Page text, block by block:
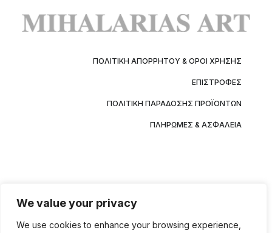
We value your privacy
We use cookies to enhance your browsing experience,
ΠΟΛΙΤΙΚΉ ΑΠΟΡΡΉΤΟΥ & ΌΡΟΙ ΧΡΉΣΗΣ
ΕΠΙΣΤΡΟΦΈΣ
ΠΟΛΙΤΙΚΉ ΠΑΡΆΔΟΣΗΣ ΠΡΟΪΌΝΤΩΝ
ΠΛΗΡΩΜΈΣ & ΑΣΦΆΛΕΙΑ